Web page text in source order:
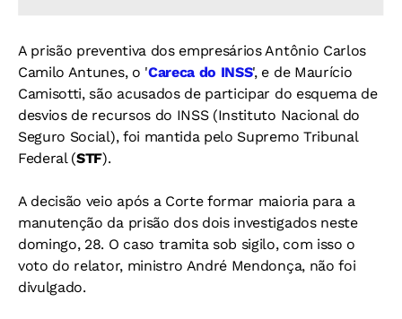
A prisão preventiva dos empresários Antônio Carlos
Camilo Antunes, o 'Careca do INSS', e de Maurício
Camisotti, são acusados de participar do esquema de
desvios de recursos do INSS (Instituto Nacional do
Seguro Social), foi mantida pelo Supremo Tribunal
Federal (STF).
A decisão veio após a Corte formar maioria para a
manutenção da prisão dos dois investigados neste
domingo, 28. O caso tramita sob sigilo, com isso o
voto do relator, ministro André Mendonça, não foi
divulgado.